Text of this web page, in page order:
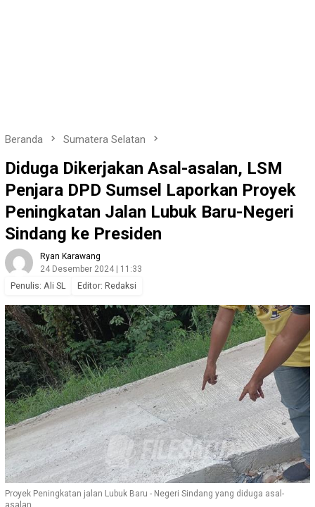
Beranda Sumatera Selatan
Diduga Dikerjakan Asal-asalan, LSM
Penjara DPD Sumsel Laporkan Proyek
Peningkatan Jalan Lubuk Baru-Negeri
Sindang ke Presiden
Ryan Karawang
24 Desember 2024 | 11:33
Penulis: Ali SL Editor: Redaksi
Proyek Peningkatan jalan Lubuk Baru - Negeri Sindang yang diduga asal-
asalan